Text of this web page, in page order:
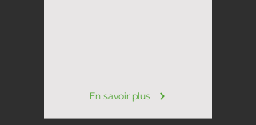
En savoir plus